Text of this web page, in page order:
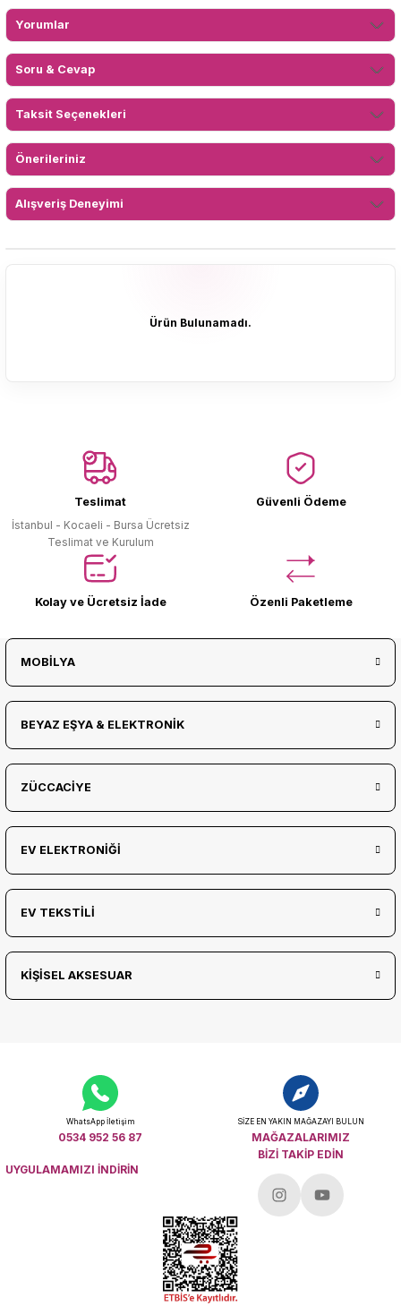
Yorumlar
Soru & Cevap
Taksit Seçenekleri
Önerileriniz
Alışveriş Deneyimi
Ürün Bulunamadı.
Teslimat
İstanbul - Kocaeli - Bursa Ücretsiz
Teslimat ve Kurulum
Güvenli Ödeme
Kolay ve Ücretsiz İade Özenli Paketleme
MOBİLYA
BEYAZ EŞYA & ELEKTRONİK
ZÜCCACİYE
EV ELEKTRONİĞİ
EV TEKSTİLİ
KİŞİSEL AKSESUAR
WhatsApp İletişim
0534 952 56 87
SİZE EN YAKIN MAĞAZAYI BULUN
MAĞAZALARIMIZ
UYGULAMAMIZI İNDİRİN
BİZİ TAKİP EDİN